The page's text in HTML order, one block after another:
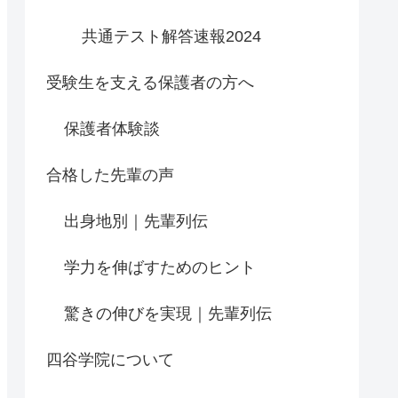
共通テスト解答速報2024
受験生を支える保護者の方へ
保護者体験談
合格した先輩の声
出身地別｜先輩列伝
学力を伸ばすためのヒント
驚きの伸びを実現｜先輩列伝
四谷学院について